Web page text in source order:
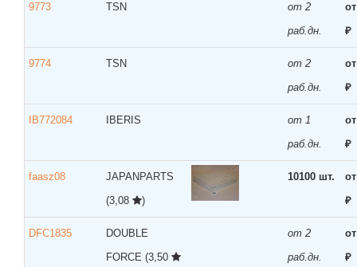
9773 TSN
от 2
раб.дн.
₽
9774 TSN
от 2
раб.дн.
₽
IB772084 IBERIS
от 1
раб.дн.
₽
faasz08
JAPANPARTS
(3,08
)
10100 шт.
₽
DFC1835
DOUBLE
FORCE (3,50
от 2
раб.дн.
₽